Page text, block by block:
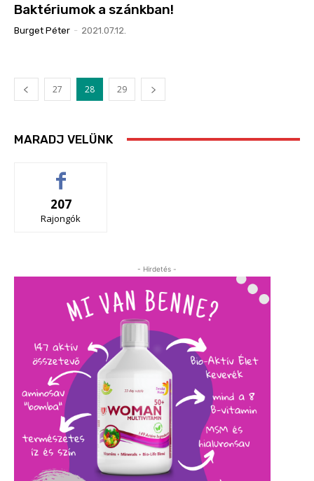
Baktériumok a szánkban!
Burget Péter - 2021.07.12.
27 28 29
MARADJ VELÜNK
207
Rajongók
- Hirdetés -